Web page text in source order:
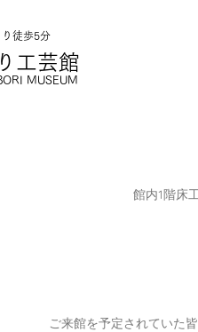
り徒歩5分
工芸館
MUSEUM
館内1階床
ご来館を予定されていた